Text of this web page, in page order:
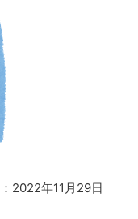
2022年11月29日